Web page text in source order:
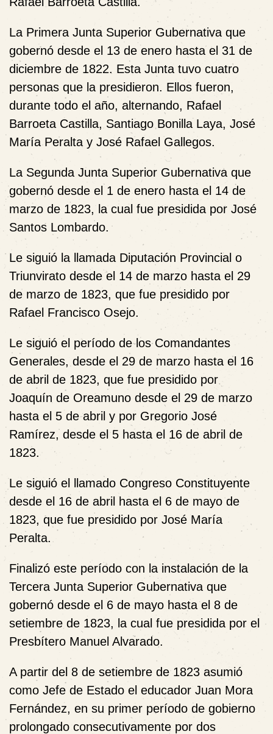
La Primera Junta Superior Gubernativa que
gobernó desde el 13 de enero hasta el 31 de
diciembre de 1822. Esta Junta tuvo cuatro
personas que la presidieron. Ellos fueron,
durante todo el año, alternando, Rafael
Barroeta Castilla, Santiago Bonilla Laya, José
María Peralta y José Rafael Gallegos.
La Segunda Junta Superior Gubernativa que
gobernó desde el 1 de enero hasta el 14 de
marzo de 1823, la cual fue presidida por José
Santos Lombardo.
Le siguió la llamada Diputación Provincial o
Triunvirato desde el 14 de marzo hasta el 29
de marzo de 1823, que fue presidido por
Rafael Francisco Osejo.
Le siguió el período de los Comandantes
Generales, desde el 29 de marzo hasta el 16
de abril de 1823, que fue presidido por
Joaquín de Oreamuno desde el 29 de marzo
hasta el 5 de abril y por Gregorio José
Ramírez, desde el 5 hasta el 16 de abril de
1823.
Le siguió el llamado Congreso Constituyente
desde el 16 de abril hasta el 6 de mayo de
1823, que fue presidido por José María
Peralta.
Finalizó este período con la instalación de la
Tercera Junta Superior Gubernativa que
gobernó desde el 6 de mayo hasta el 8 de
setiembre de 1823, la cual fue presidida por el
Presbítero Manuel Alvarado.
A partir del 8 de setiembre de 1823 asumió
como Jefe de Estado el educador Juan Mora
Fernández, en su primer período de gobierno
prolongado consecutivamente por dos